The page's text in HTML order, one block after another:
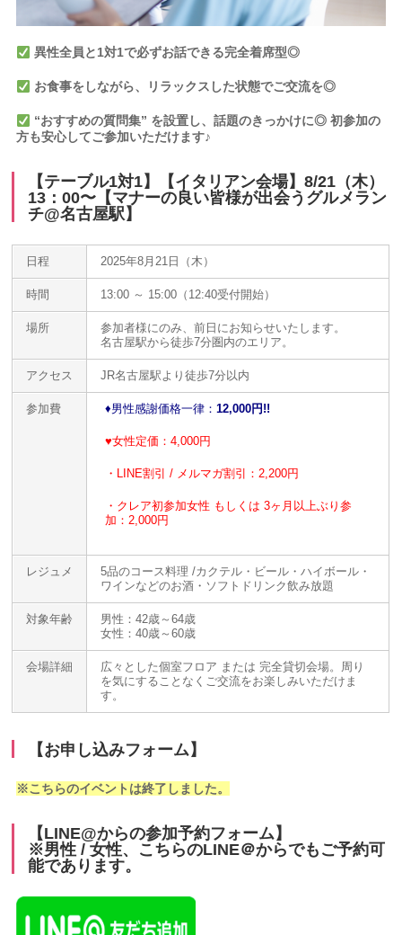
異性全員と1対1で必ずお話できる完全着席型◎
お食事をしながら、リラックスした状態でご交流を◎
“おすすめの質問集” を設置し、話題のきっかけに◎ 初参加の
方も安心してご参加いただけます♪
【テーブル1対1】【イタリアン会場】8/21（木）
13：00〜【マナーの良い皆様が出会うグルメラン
チ@名古屋駅】
日程 2025年8月21日（木）
時間 13:00 ～ 15:00（12:40受付開始）
場所
参加者様にのみ、前日にお知らせいたします。
名古屋駅から徒歩7分圏内のエリア。
アクセス JR名古屋駅より徒歩7分以内
参加費 ♦️男性感謝価格一律：12,000円!!
♥女性定価：4,000円
・LINE割引 / メルマガ割引：2,200円
・クレア初参加女性 もしくは 3ヶ月以上ぶり参
加：2,000円
レジュメ
5品のコース料理 /カクテル・ビール・ハイボール・
ワインなどのお酒・ソフトドリンク飲み放題
対象年齢
男性：42歳～64歳
女性：40歳～60歳
会場詳細
広々とした個室フロア または 完全貸切会場。周り
を気にすることなくご交流をお楽しみいただけま
す。
【お申し込みフォーム】
※こちらのイベントは終了しました。
【LINE@からの参加予約フォーム】
※男性 / 女性、こちらのLINE＠からでもご予約可
能であります。